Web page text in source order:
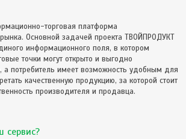
торговая платформа
Основной задачей проекта ТВОЙПРОДУКТ
информационного поля, в котором
точки могут открыто и выгодно
а потребитель имеет возможность удобным для
качественную продукцию, за которой стоит
производителя и продавца.
сервис?